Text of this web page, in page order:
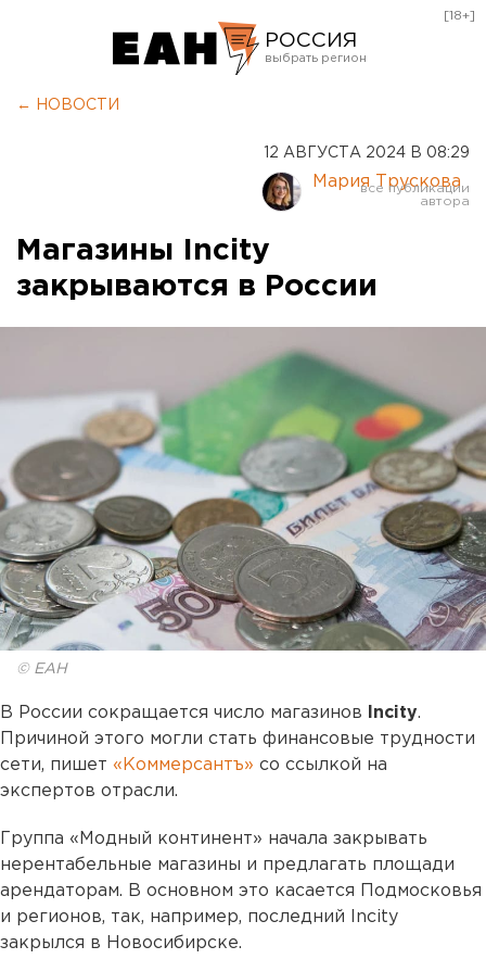
РОССИЯ
Курган
Оренбург
[18+]
← НОВОСТИ
12 АВГУСТА 2024 В 08:29
Мария Трускова
Магазины Incity
закрываются в России
© ЕАН
В России сокращается число магазинов Incity.
Причиной этого могли стать финансовые трудности
сети, пишет «Коммерсантъ» со ссылкой на
экспертов отрасли.
Группа «Модный континент» начала закрывать
нерентабельные магазины и предлагать площади
арендаторам. В основном это касается Подмосковья
и регионов, так, например, последний Incity
закрылся в Новосибирске.